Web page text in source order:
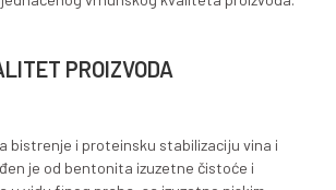
iz koga se proizvode sredstva iz
u blizini Šipova (BiH) i pod
minerala montmorilonita, koji igra
u proizvodima iz grupe BP